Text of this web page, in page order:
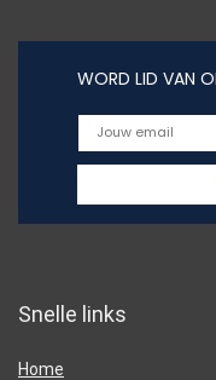
WORD LID VAN
Snelle links
Home